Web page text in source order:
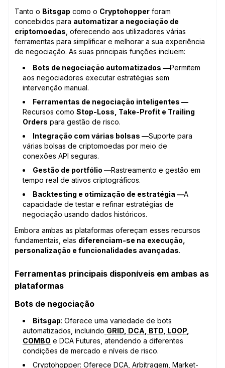
Tanto o Bitsgap como o Cryptohopper foram
concebidos para automatizar a negociação de
criptomoedas , oferecendo aos utilizadores várias
ferramentas para simplificar e melhorar a sua experiência
de negociação. As suas principais funções incluem:
Bots de negociação automatizados —Permitem
aos negociadores executar estratégias sem
intervenção manual.
Ferramentas de negociação inteligentes —
Recursos como Stop-Loss, Take-Profit e Trailing
Orders para gestão de risco.
Integração com várias bolsas —Suporte para
várias bolsas de criptomoedas por meio de
conexões API seguras.
Gestão de portfólio —Rastreamento e gestão em
tempo real de ativos criptográficos.
Backtesting e otimização de estratégia —A
capacidade de testar e refinar estratégias de
negociação usando dados históricos.
Embora ambas as plataformas ofereçam esses recursos
fundamentais, elas diferenciam-se na execução,
personalização e funcionalidades avançadas.
Ferramentas principais disponíveis em ambas as
plataformas
Bots de negociação
Bitsgap: Oferece uma variedade de bots
automatizados, incluindo GRID DCA BTD LOOP
COMBO e DCA Futures, atendendo a diferentes
condições de mercado e níveis de risco.
Cryptohopper: Oferece DCA, Arbitragem, Market-